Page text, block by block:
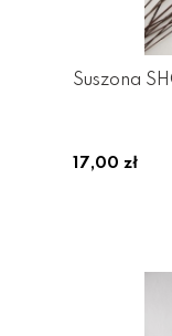
Suszona
17,00 zł